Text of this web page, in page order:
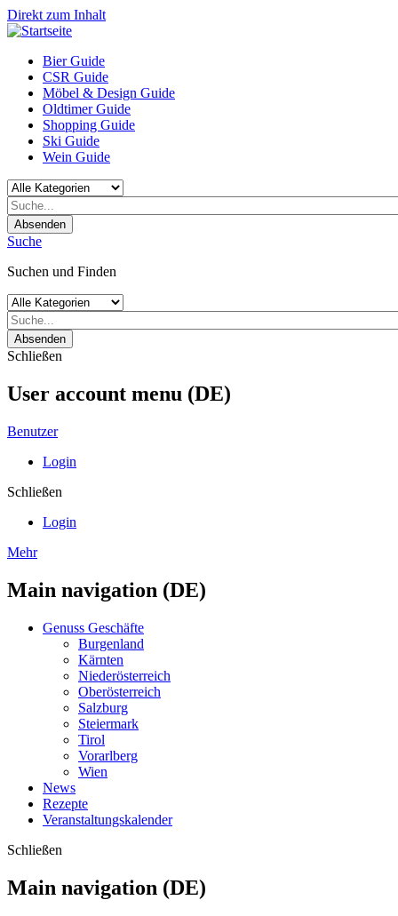
Direkt zum Inhalt
Bier Guide
CSR Guide
Möbel & Design Guide
Oldtimer Guide
Shopping Guide
Ski Guide
Wein Guide
Absenden
Suche
Suchen und Finden
Absenden
Schließen
User account menu (DE)
Benutzer
Login
Schließen
Login
Mehr
Main navigation (DE)
Genuss Geschäfte
Burgenland
Kärnten
Niederösterreich
Oberösterreich
Salzburg
Steiermark
Tirol
Vorarlberg
Wien
News
Rezepte
Veranstaltungskalender
Schließen
Main navigation (DE)